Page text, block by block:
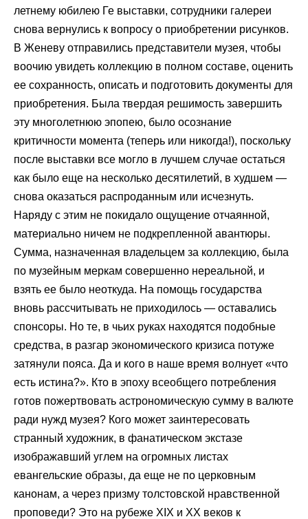
летнему юбилею Ге выставки, сотрудники галереи
снова вернулись к вопросу о приобретении рисунков.
В Женеву отправились представители музея, чтобы
воочию увидеть коллекцию в полном составе, оценить
ее сохранность, описать и подготовить документы для
приобретения. Была твердая решимость завершить
эту многолетнюю эпопею, было осознание
критичности момента (теперь или никогда!), поскольку
после выставки все могло в лучшем случае остаться
как было еще на несколько десятилетий, в худшем —
снова оказаться распроданным или исчезнуть.
Наряду с этим не покидало ощущение отчаянной,
материально ничем не подкрепленной авантюры.
Сумма, назначенная владельцем за коллекцию, была
по музейным меркам совершенно нереальной, и
взять ее было неоткуда. На помощь государства
вновь рассчитывать не приходилось — оставались
спонсоры. Но те, в чьих руках находятся подобные
средства, в разгар экономического кризиса потуже
затянули пояса. Да и кого в наше время волнует «что
есть истина?». Кто в эпоху всеобщего потребления
готов пожертвовать астрономическую сумму в валюте
ради нужд музея? Кого может заинтересовать
странный художник, в фанатическом экстазе
изображавший углем на огромных листах
евангельские образы, да еще не по церковным
канонам, а через призму толстовской нравственной
проповеди? Это на рубеже XIX и ХХ веков к